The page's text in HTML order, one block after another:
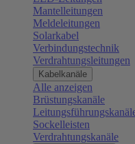
Mantelleitungen
Meldeleitungen
Solarkabel
Verbindungstechnik
Verdrahtungsleitungen
Kabelkanäle
Alle anzeigen
Brüstungskanäle
Sockelleisten
Verdrahtungskanäle